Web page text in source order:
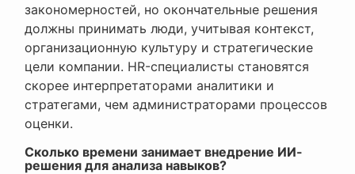
закономерностей, но окончательные решения
должны принимать люди, учитывая контекст,
организационную культуру и стратегические
цели компании. HR-специалисты становятся
скорее интерпретаторами аналитики и
стратегами, чем администраторами процессов
оценки.
Сколько времени занимает внедрение ИИ-
решения для анализа навыков?